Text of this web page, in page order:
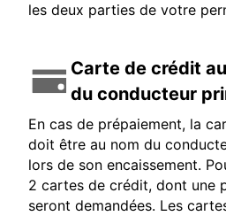
les deux parties de votre
Carte de crédit
du conducteur
En cas de prépaiement, la
doit être au nom du
lors de son encaissement.
2 cartes de crédit, dont une
seront demandées. Les